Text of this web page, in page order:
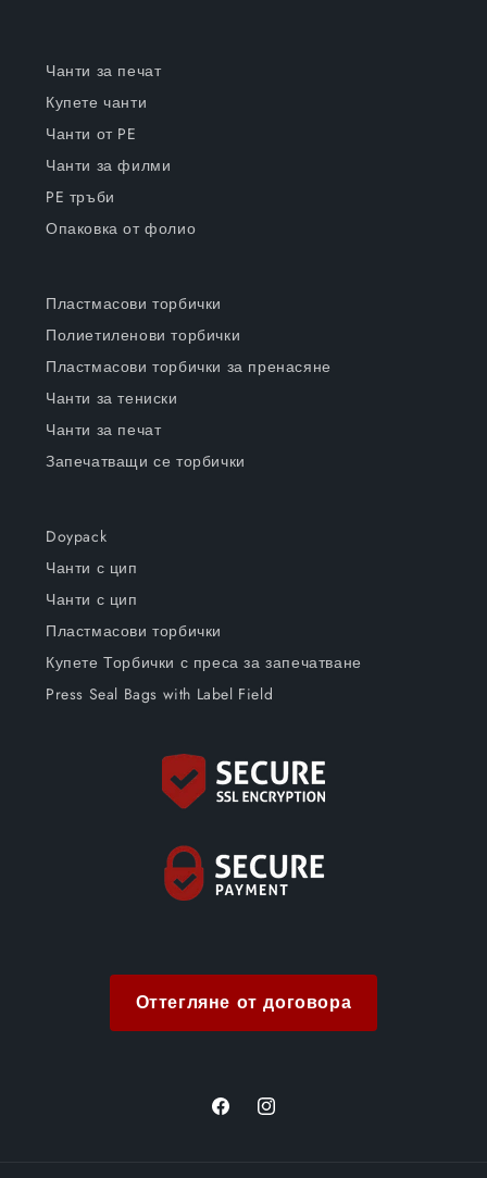
Чанти за печат
Купете чанти
Чанти от PE
Чанти за филми
PE тръби
Опаковка от фолио
Пластмасови торбички
Полиетиленови торбички
Пластмасови торбички за пренасяне
Чанти за тениски
Чанти за печат
Запечатващи се торбички
Doypack
Чанти с цип
Чанти с цип
Пластмасови торбички
Купете Торбички с преса за запечатване
Press Seal Bags with Label Field
Оттегляне от договора
FacebookInstagram